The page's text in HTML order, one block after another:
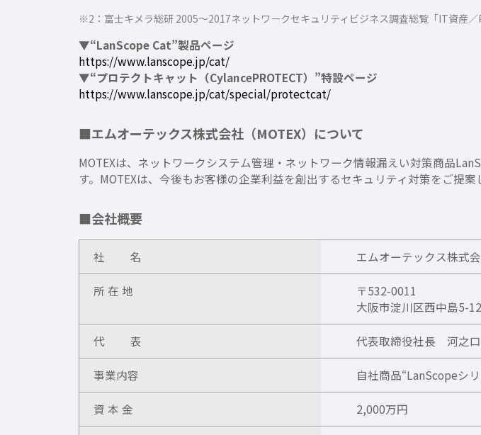
※2：富士キメラ総研 2005〜2017ネットワークセキュリティビジネス調査総覧「IT資産／
▼“LanScope Cat”製品ページ
https://www.lanscope.jp/cat/
▼“プロテクトキャット（CylancePROTECT）”特設ページ
https://www.lanscope.jp/cat/special/protectcat/
■エムオーテックス株式会社（MOTEX）について
MOTEXは、ネットワークシステム管理・ネットワーク情報漏えい対策商品
す。MOTEXは、今後もお客様の企業利益を創出するセキュリティ対策をご提案
■会社概要
社 名 エムオーテックス株式
所 在 地
〒532-0011
大阪市淀川区西中島5-
代 表 代表取締役社長 河之
事業内容 自社商品“LanScopeシ
資 本 金 2,000万円